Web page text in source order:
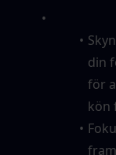
din
för
kön